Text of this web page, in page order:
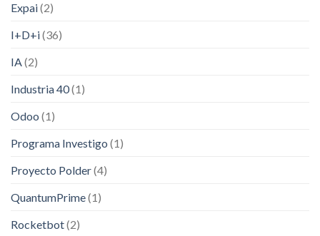
Expai(2)
I+D+i(36)
IA(2)
Industria 40(1)
Odoo (1)
Programa Investigo (1)
Proyecto Polder(4)
QuantumPrime(1)
Rocketbot(2)